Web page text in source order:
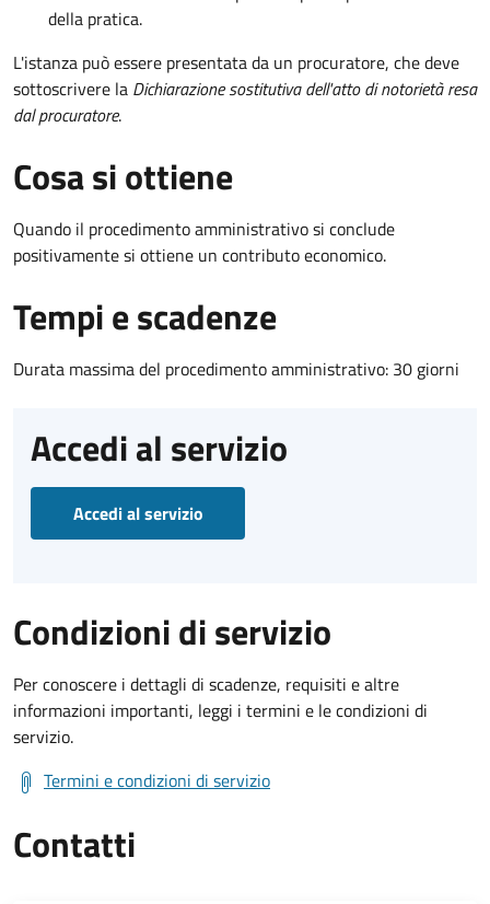
della pratica.
L'istanza può essere presentata da un procuratore, che deve
sottoscrivere la Dichiarazione sostitutiva dell'atto di notorietà resa
dal procuratore.
Cosa si ottiene
Quando il procedimento amministrativo si conclude
positivamente si ottiene un contributo economico.
Tempi e scadenze
Durata massima del procedimento amministrativo: 30 giorni
Accedi al servizio
Accedi al servizio
Condizioni di servizio
Per conoscere i dettagli di scadenze, requisiti e altre
informazioni importanti, leggi i termini e le condizioni di
servizio.
Termini e condizioni di servizio
Contatti